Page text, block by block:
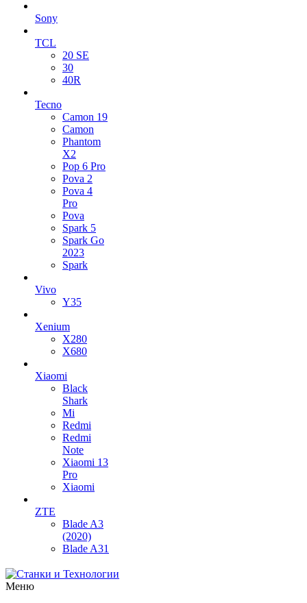
Sony
TCL
20 SE
30
40R
Tecno
Camon 19
Camon
Phantom
X2
Pop 6 Pro
Pova 2
Pova 4
Pro
Pova
Spark 5
Spark Go
2023
Spark
Vivo
Y35
Xenium
X280
X680
Xiaomi
Black
Shark
Mi
Redmi
Redmi
Note
Xiaomi 13
Pro
Xiaomi
ZTE
Blade A3
(2020)
Blade A31
Меню